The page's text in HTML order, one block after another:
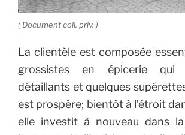
( Document coll. priv. )
La clientèle est composée
grossistes en épicerie qui
détaillants et quelques
est prospère; bientôt à l’étroit
elle investit à nouveau dans